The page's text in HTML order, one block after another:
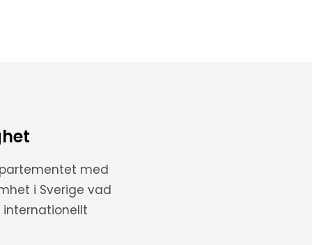
med
i Sverige vad
internationellt